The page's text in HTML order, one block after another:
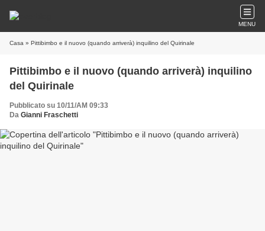
MENU
Casa » Pittibimbo e il nuovo (quando arriverà) inquilino del Quirinale
Pittibimbo e il nuovo (quando arriverà) inquilino
del Quirinale
Pubblicato su 10/11/AM 09:33
Da Gianni Fraschetti